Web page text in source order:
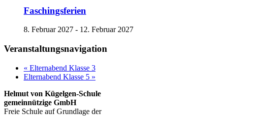
Faschingsferien
8. Februar 2027 - 12. Februar 2027
Veranstaltungsnavigation
« Elternabend Klasse 3
Elternabend Klasse 5 »
Helmut von Kügelgen-Schule
gemeinnützige GmbH
Freie Schule auf Grundlage der